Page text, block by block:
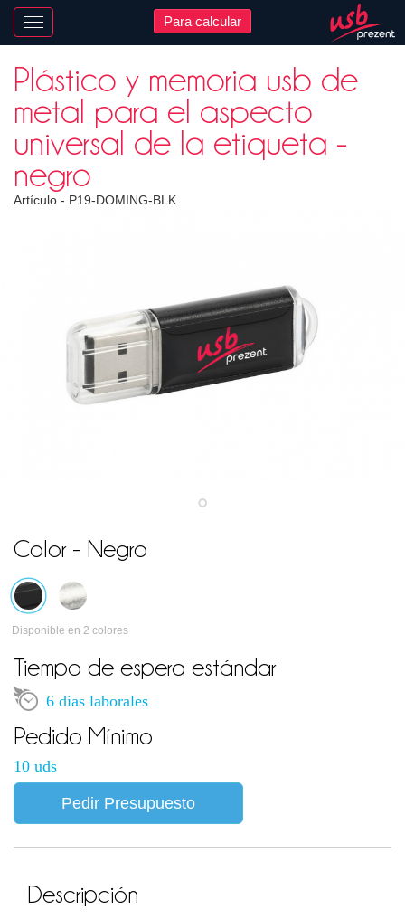
Nawigacja Para calcular
Plástico y memoria usb de
metal para el aspecto
universal de la etiqueta -
negro
Artículo - P19-DOMING-BLK
Color - Negro
Disponible en 2 colores
Tiempo de espera estándar
6 dias laborales
Pedido Mínimo
10 uds
Pedir Presupuesto
Descripción